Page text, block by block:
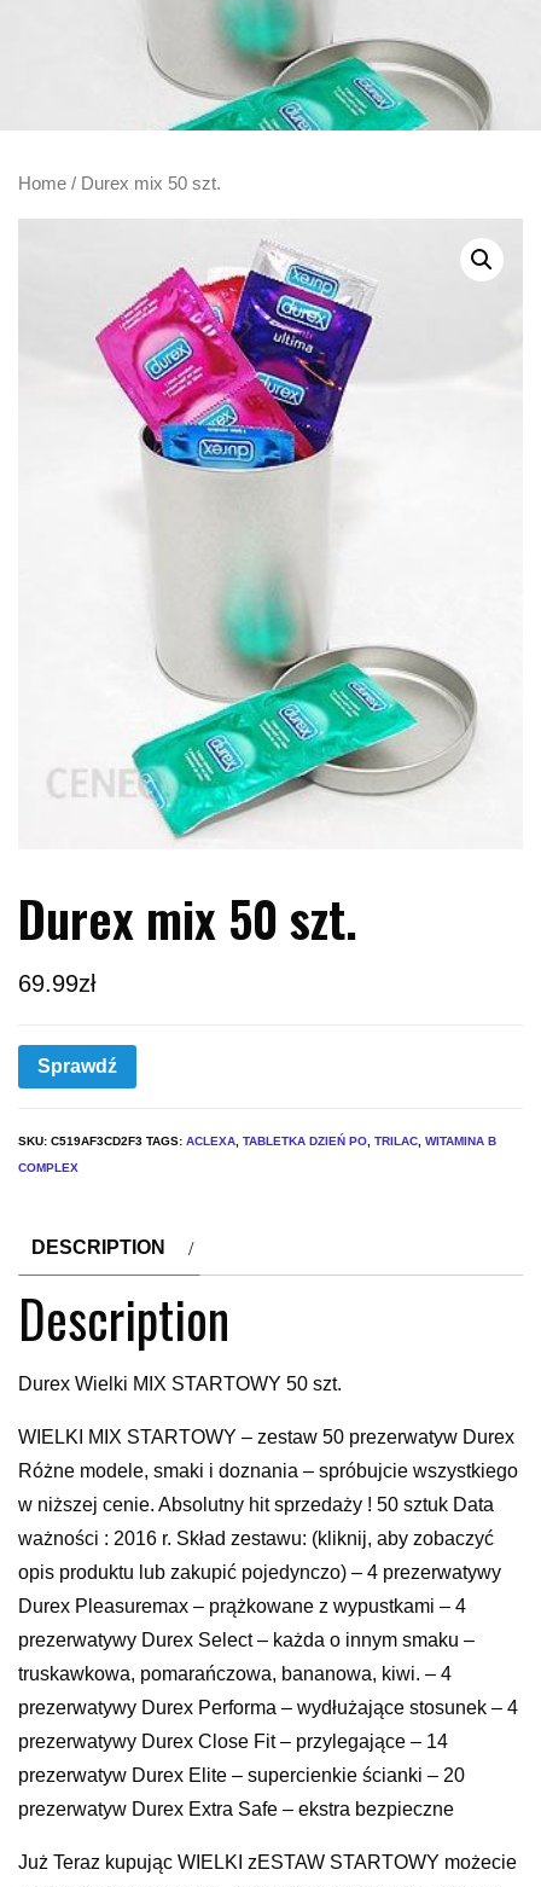
Home / Durex mix 50 szt.
Durex mix 50 szt.
69.99zł
Sprawdź
SKU: C519AF3CD2F3 TAGS: ACLEXA TABLETKA DZIEŃ PO TRILAC WITAMINA B
COMPLEX
DESCRIPTION
Description
Durex Wielki MIX STARTOWY 50 szt.
WIELKI MIX STARTOWY – zestaw 50 prezerwatyw Durex
Różne modele, smaki i doznania – spróbujcie wszystkiego
w niższej cenie. Absolutny hit sprzedaży ! 50 sztuk Data
ważności : 2016 r. Skład zestawu: (kliknij, aby zobaczyć
opis produktu lub zakupić pojedynczo) – 4 prezerwatywy
Durex Pleasuremax – prążkowane z wypustkami – 4
prezerwatywy Durex Select – każda o innym smaku –
truskawkowa, pomarańczowa, bananowa, kiwi. – 4
prezerwatywy Durex Performa – wydłużające stosunek – 4
prezerwatywy Durex Close Fit – przylegające – 14
prezerwatyw Durex Elite – supercienkie ścianki – 20
prezerwatyw Durex Extra Safe – ekstra bezpieczne
Już Teraz kupując WIELKI zESTAW STARTOWY możecie